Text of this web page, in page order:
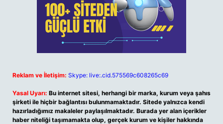
Reklam ve İletişim: Skype: live:.cid.575569c608265c69
Yasal Uyarı: Bu internet sitesi, herhangi bir marka, kurum veya şahıs
şirketi ile hiçbir bağlantısı bulunmamaktadır. Sitede yalnızca kendi
hazırladığımız makaleler paylaşılmaktadır. Burada yer alan içerikler
haber niteliği taşımamakta olup, gerçek kurum ve kişiler hakkında